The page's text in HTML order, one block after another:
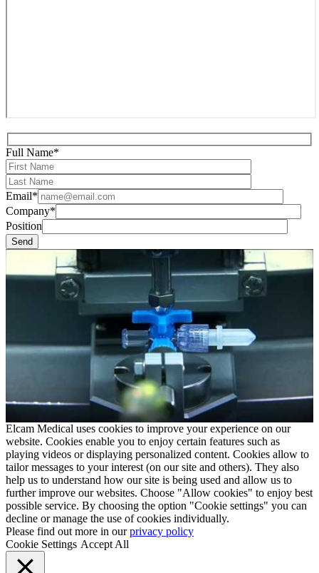
Full Name*
Email*
Company*
Position
Elcam Medical uses cookies to improve your experience on our
website. Cookies enable you to enjoy certain features such as
playing videos or displaying personalized content. Cookies allow to
tailor messages to your interest (on our site and others). They also
help us to understand how our site is being used and allow us to
further improve our websites. Choose "Allow cookies" to enjoy best
possible service. By choosing the option "Cookie settings" you can
decline or manage the use of cookies individually.
Please find out more in ourprivacy policy
Cookie Settings Accept All